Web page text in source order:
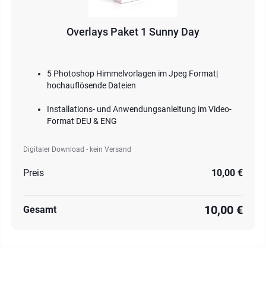
Overlays Paket 1 Sunny Day
5 Photoshop Himmelvorlagen im Jpeg Format|
hochauflösende Dateien
Installations- und Anwendungsanleitung im Video-
Format DEU & ENG
Digitaler Download - kein Versand
Preis 10,00 €
Gesamt 10,00 €